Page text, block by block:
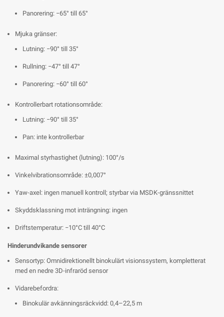
Panorering: −65° till 65°
Mjuka gränser:
Lutning: −90° till 35°
Rullning: −47° till 47°
Panorering: −60° till 60°
Kontrollerbart rotationsområde:
Lutning: −90° till 35°
Pan: inte kontrollerbar
Maximal styrhastighet (lutning): 100°/s
Vinkelvibrationsområde: ±0,007°
Yaw-axel: ingen manuell kontroll; styrbar via MSDK-gränssnittet
Skyddsklassning mot inträngning: ingen
Driftstemperatur: −10°C till 40°C
Hinderundvikande sensorer
Sensortyp: Omnidirektionellt binokulärt visionssystem, kompletterat
med en nedre 3D-infraröd sensor
Vidarebefordra:
Binokulär avkänningsräckvidd: 0,4–22,5 m